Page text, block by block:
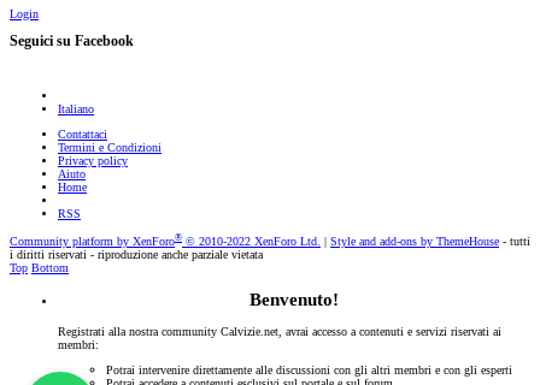
Login
Seguici su Facebook
Italiano
Contattaci
Termini e Condizioni
Privacy policy
Aiuto
Home
RSS
Community platform by XenForo® © 2010-2022 XenForo Ltd. Style and add-ons by ThemeHouse - tutti
i diritti riservati - riproduzione anche parziale vietata
Top Bottom
Benvenuto!
Registrati alla nostra community Calvizie.net, avrai accesso a contenuti e servizi riservati ai
membri:
Potrai intervenire direttamente alle discussioni con gli altri membri e con gli esperti